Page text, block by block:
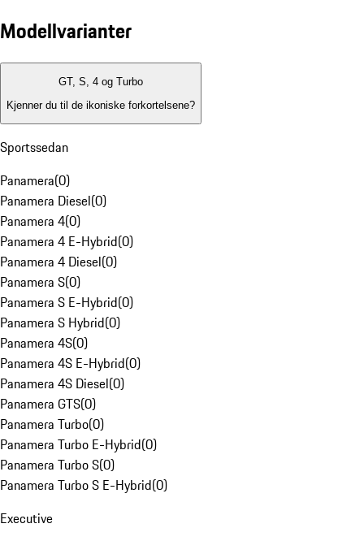
Modellvarianter
GT, S, 4 og Turbo
Kjenner du til de ikoniske forkortelsene?
Sportssedan
Panamera(0)
Panamera Diesel(0)
Panamera 4(0)
Panamera 4 E-Hybrid(0)
Panamera 4 Diesel(0)
Panamera S(0)
Panamera S E-Hybrid(0)
Panamera S Hybrid(0)
Panamera 4S(0)
Panamera 4S E-Hybrid(0)
Panamera 4S Diesel(0)
Panamera GTS(0)
Panamera Turbo(0)
Panamera Turbo E-Hybrid(0)
Panamera Turbo S(0)
Panamera Turbo S E-Hybrid(0)
Executive